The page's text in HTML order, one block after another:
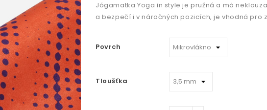
Jógamatka Yoga in style je pružná a má
a bezpečí i v náročných pozicích, je vhodná pro
Povrch
Tloušťka